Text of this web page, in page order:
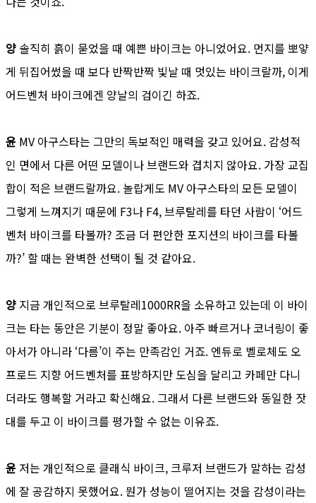
양 솔직히 흙이 묻었을 때 예쁜 바이크는 아니었어요. 먼지를 뽀얗
게 뒤집어썼을 때 보다 반짝반짝 빛날 때 멋있는 바이크랄까, 이게
어드벤처 바이크에겐 양날의 검이긴 하죠.
윤 MV 아구스타는 그만의 독보적인 매력을 갖고 있어요. 감성적
인 면에서 다른 어떤 모델이나 브랜드와 겹치지 않아요. 가장 교집
합이 적은 브랜드랄까요. 놀랍게도 MV 아구스타의 모든 모델이
그렇게 느껴지기 때문에 F3나 F4, 브루탈레를 타던 사람이 ‘어드
벤처 바이크를 타볼까? 조금 더 편안한 포지션의 바이크를 타볼
까?’ 할 때는 완벽한 선택이 될 것 같아요.
양 지금 개인적으로 브루탈레1000RR을 소유하고 있는데 이 바이
크는 타는 동안은 기분이 정말 좋아요. 아주 빠르거나 코너링이 좋
아서가 아니라 ‘다름’이 주는 만족감인 거죠. 엔듀로 벨로체도 오
프로드 지향 어드벤처를 표방하지만 도심을 달리고 카페만 다니
더라도 행복할 거라고 확신해요. 그래서 다른 브랜드와 동일한 잣
대를 두고 이 바이크를 평가할 수 없는 이유죠.
윤 저는 개인적으로 클래식 바이크, 크루저 브랜드가 말하는 감성
에 잘 공감하지 못했어요. 뭔가 성능이 떨어지는 것을 감성이라는